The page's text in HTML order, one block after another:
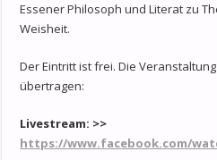
Essener Philosoph und Literat zu
Weisheit.
Der Eintritt ist frei. Die
übertragen:
Livestream: >>
https://www.facebook.com/